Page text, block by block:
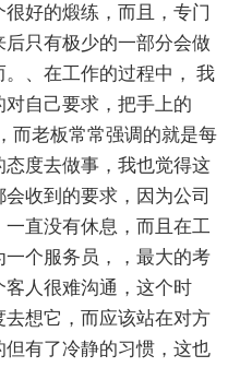
好的煅练，而且，专门
只有极少的一部分会做
、在工作的过程中， 我
自己要求，把手上的
而老板常常强调的就是每
度去做事，我也觉得这
收到的要求，因为公司
直没有休息，而且在工
个服务员，，最大的考
人很难沟通，这个时
想它，而应该站在对方
有了冷静的习惯，这也